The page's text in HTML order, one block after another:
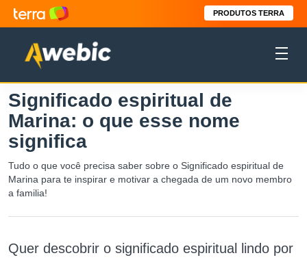
PRODUTOS TERRA
Significado espiritual de
Marina: o que esse nome
significa
Tudo o que você precisa saber sobre o Significado espiritual de
Marina para te inspirar e motivar a chegada de um novo membro
a familia!
Quer descobrir o significado espiritual lindo por